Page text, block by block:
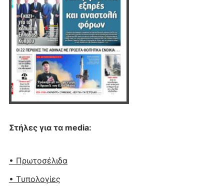
Στήλες για τα media:
• Πρωτοσέλιδα
• Tυπολογίες